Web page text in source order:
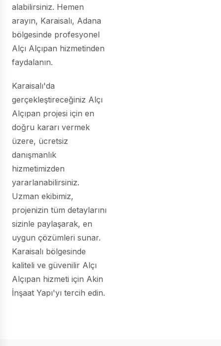
alabilirsiniz. Hemen
arayın, Karaisalı, Adana
bölgesinde profesyonel
Alçı Alçıpan hizmetinden
faydalanın.
Karaisalı'da
gerçekleştireceğiniz Alçı
Alçıpan projesi için en
doğru kararı vermek
üzere, ücretsiz
danışmanlık
hizmetimizden
yararlanabilirsiniz.
Uzman ekibimiz,
projenizin tüm detaylarını
sizinle paylaşarak, en
uygun çözümleri sunar.
Karaisalı bölgesinde
kaliteli ve güvenilir Alçı
Alçıpan hizmeti için Akin
İnşaat Yapı'yı tercih edin.